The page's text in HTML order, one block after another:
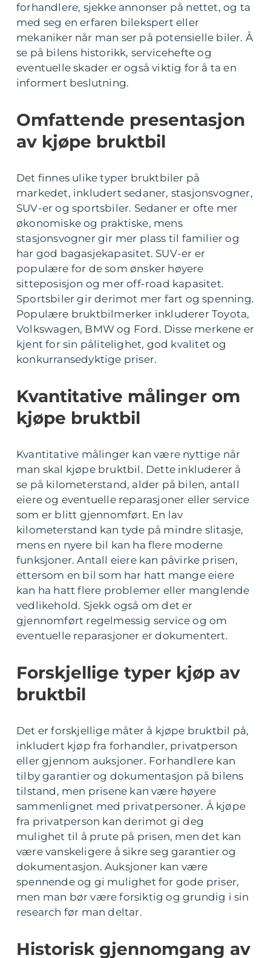
forhandlere, sjekke annonser på nettet, og ta
med seg en erfaren bilekspert eller
mekaniker når man ser på potensielle biler. Å
se på bilens historikk, servicehefte og
eventuelle skader er også viktig for å ta en
informert beslutning.
Omfattende presentasjon
av kjøpe bruktbil
Det finnes ulike typer bruktbiler på
markedet, inkludert sedaner, stasjonsvogner,
SUV-er og sportsbiler. Sedaner er ofte mer
økonomiske og praktiske, mens
stasjonsvogner gir mer plass til familier og
har god bagasjekapasitet. SUV-er er
populære for de som ønsker høyere
sitteposisjon og mer off-road kapasitet.
Sportsbiler gir derimot mer fart og spenning.
Populære bruktbilmerker inkluderer Toyota,
Volkswagen, BMW og Ford. Disse merkene er
kjent for sin pålitelighet, god kvalitet og
konkurransedyktige priser.
Kvantitative målinger om
kjøpe bruktbil
Kvantitative målinger kan være nyttige når
man skal kjøpe bruktbil. Dette inkluderer å
se på kilometerstand, alder på bilen, antall
eiere og eventuelle reparasjoner eller service
som er blitt gjennomført. En lav
kilometerstand kan tyde på mindre slitasje,
mens en nyere bil kan ha flere moderne
funksjoner. Antall eiere kan påvirke prisen,
ettersom en bil som har hatt mange eiere
kan ha hatt flere problemer eller manglende
vedlikehold. Sjekk også om det er
gjennomført regelmessig service og om
eventuelle reparasjoner er dokumentert.
Forskjellige typer kjøp av
bruktbil
Det er forskjellige måter å kjøpe bruktbil på,
inkludert kjøp fra forhandler, privatperson
eller gjennom auksjoner. Forhandlere kan
tilby garantier og dokumentasjon på bilens
tilstand, men prisene kan være høyere
sammenlignet med privatpersoner. Å kjøpe
fra privatperson kan derimot gi deg
mulighet til å prute på prisen, men det kan
være vanskeligere å sikre seg garantier og
dokumentasjon. Auksjoner kan være
spennende og gi mulighet for gode priser,
men man bør være forsiktig og grundig i sin
research før man deltar.
Historisk gjennomgang av